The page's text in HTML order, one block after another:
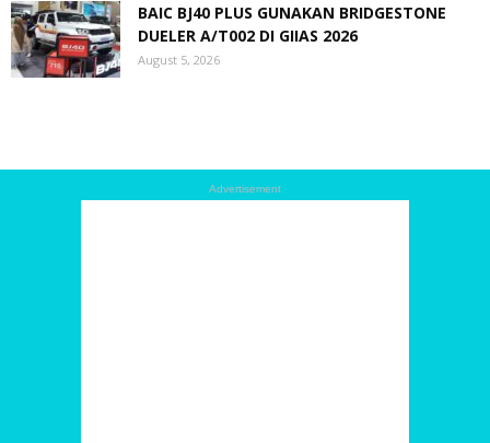
BAIC BJ40 PLUS GUNAKAN BRIDGESTONE
DUELER A/T002 DI GIIAS 2026
August 5, 2026
Advertisement